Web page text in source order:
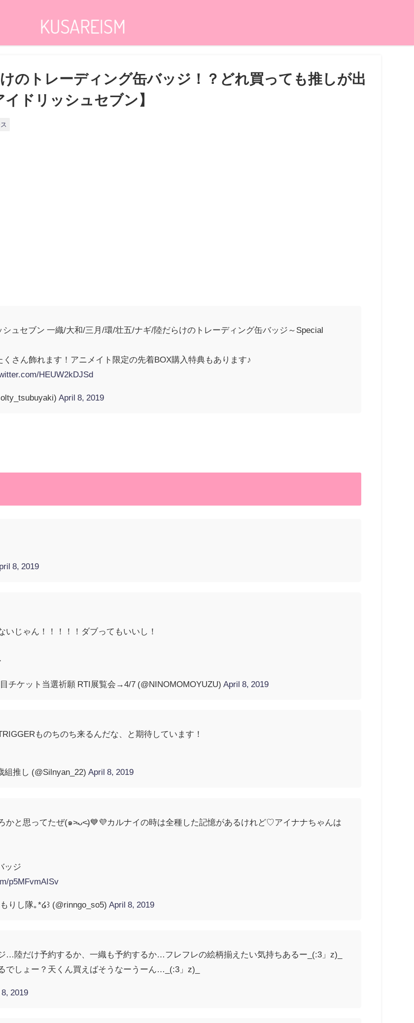
のトレーディング缶バッジ！？どれ買っても推しが出
ドリッシュセブン】
シュセブン 一織/大和/三月/環/壮五/ナギ/陸だらけのトレーディング缶バッジ～Special
さん飾れます！アニメイト限定の先着BOX購入特典もあります♪
HEUW2kDJSd
April 8, 2019
8, 2019
いじゃん！！！！！ダブってもいいし！
チケット当選祈願 RTI展覧会→4/7 (@NINOMOMOYUZU) April 8, 2019
ものちのち来るんだな、と期待しています！
推し (@Silnyan_22) April 8, 2019
かと思ってたぜ(๑˃̵ᴗ˂̵)💙💜カルナイの時は全種した記憶があるけれど♡アイナナちゃんは
ッジ
p5MFvmAISv
りし隊｡*໒꒱ (@rinngo_so5) April 8, 2019
…陸だけ予約するか、一織も予約するか…フレフレの絵柄揃えたい気持ちあるー_(:3」z)_
でしょー？天くん買えばそうなーうーん…_(:3」z)_
2019